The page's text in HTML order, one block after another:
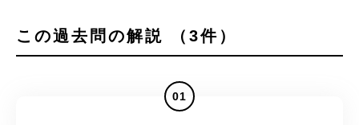
この過去問の解説 （3件）
01